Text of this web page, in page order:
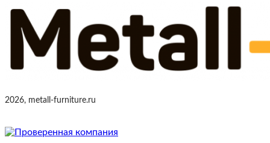
2026, metall-furniture.ru